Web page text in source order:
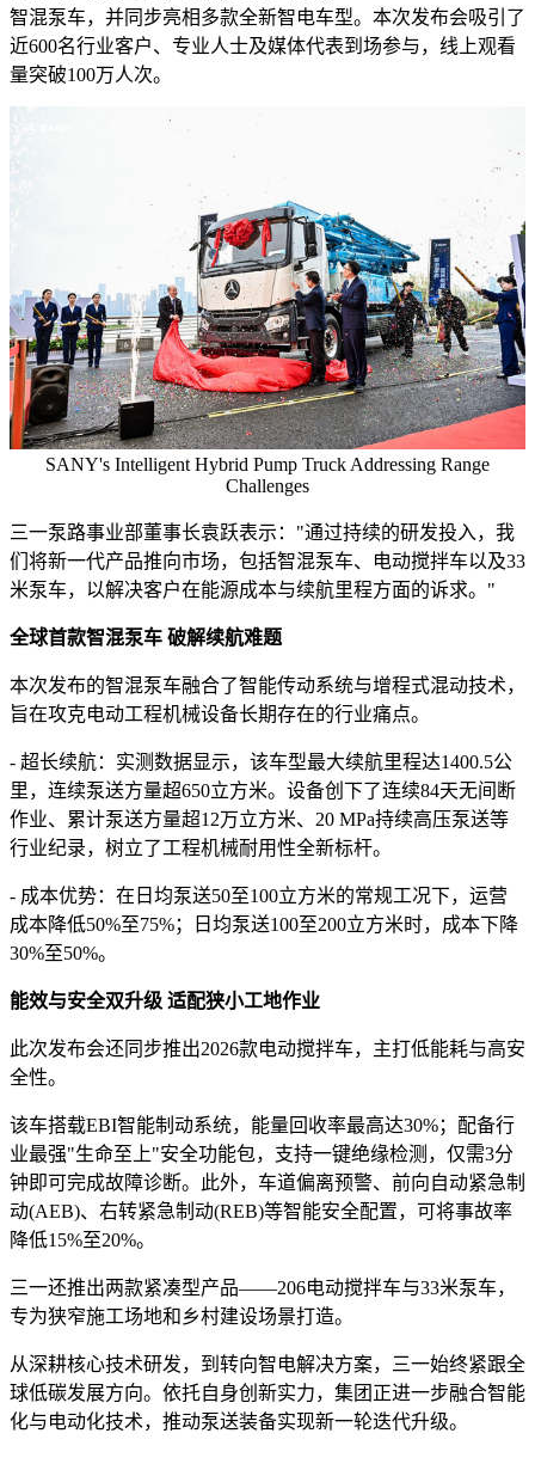
智混泵车，并同步亮相多款全新智电车型。本次发布会吸引了
近600名行业客户、专业人士及媒体代表到场参与，线上观看
量突破100万人次。
SANY's Intelligent Hybrid Pump Truck Addressing Range
Challenges
三一泵路事业部董事长袁跃表示："通过持续的研发投入，我
们将新一代产品推向市场，包括智混泵车、电动搅拌车以及33
米泵车，以解决客户在能源成本与续航里程方面的诉求。"
全球首款智混泵车 破解续航难题
本次发布的智混泵车融合了智能传动系统与增程式混动技术，
旨在攻克电动工程机械设备长期存在的行业痛点。
- 超长续航：实测数据显示，该车型最大续航里程达1400.5公
里，连续泵送方量超650立方米。设备创下了连续84天无间断
作业、累计泵送方量超12万立方米、20 MPa持续高压泵送等
行业纪录，树立了工程机械耐用性全新标杆。
- 成本优势：在日均泵送50至100立方米的常规工况下，运营
成本降低50%至75%；日均泵送100至200立方米时，成本下降
30%至50%。
能效与安全双升级 适配狭小工地作业
此次发布会还同步推出2026款电动搅拌车，主打低能耗与高安
全性。
该车搭载EBI智能制动系统，能量回收率最高达30%；配备行
业最强"生命至上"安全功能包，支持一键绝缘检测，仅需3分
钟即可完成故障诊断。此外，车道偏离预警、前向自动紧急制
动(AEB)、右转紧急制动(REB)等智能安全配置，可将事故率
降低15%至20%。
三一还推出两款紧凑型产品——206电动搅拌车与33米泵车，
专为狭窄施工场地和乡村建设场景打造。
从深耕核心技术研发，到转向智电解决方案，三一始终紧跟全
球低碳发展方向。依托自身创新实力，集团正进一步融合智能
化与电动化技术，推动泵送装备实现新一轮迭代升级。